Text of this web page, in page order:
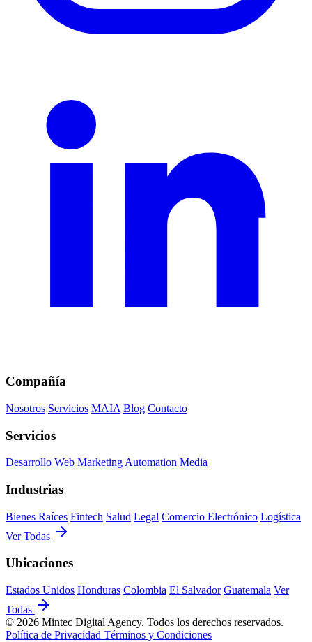
Compañía
Nosotros Servicios MAIA Blog Contacto
Servicios
Desarrollo Web Marketing Automation Media
Industrias
Bienes Raíces Fintech Salud Legal Comercio Electrónico Logística
Ver Todas
Ubicaciones
Estados Unidos Honduras Colombia El Salvador Guatemala Ver
Todas
© 2026 Mintec Digital Agency. Todos los derechos reservados.
Política de Privacidad Términos y Condiciones